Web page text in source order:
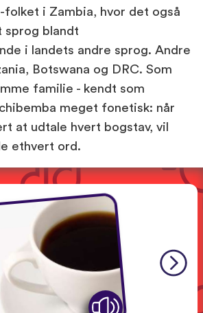
folket i Zambia, hvor det også
sprog blandt
i landets andre sprog. Andre
Botswana og DRC. Som
familie - kendt som
meget fonetisk: når
at udtale hvert bogstav, vil
ethvert ord.